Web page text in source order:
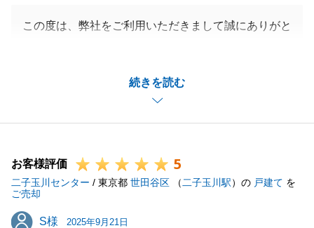
続きを読む
この度は、弊社をご利用いただきまして誠にありがと
せいただいたこと、大変嬉しく思っております。
今後も何かお困りごとがございましたら、お気軽にご
相談くださいませ。
お客様評価 5
二子玉川センター / 東京都 世田谷区 （ 二子玉川駅）の 戸建て を
ご売却
S様
S様 2025年9月21日